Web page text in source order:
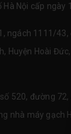
Hà Nội cấp ngày
ngách 1111/43,
Huyện Hoài
520, đường 72,
nhà máy gạch